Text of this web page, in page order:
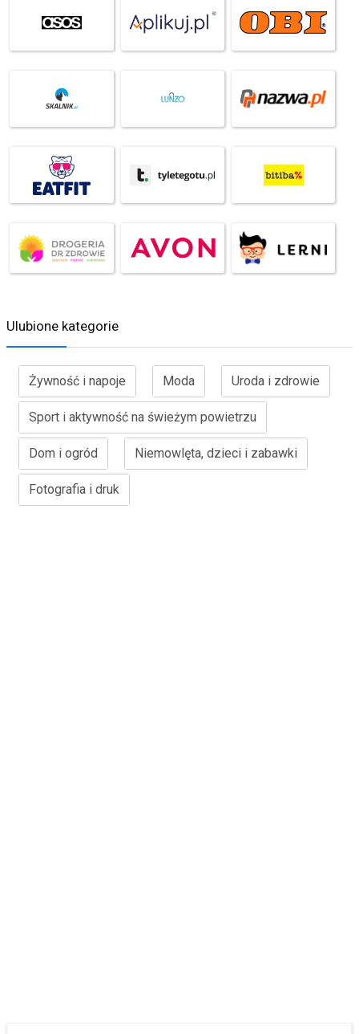
Ulubione kategorie
Żywność i napoje Moda Uroda i zdrowie
Sport i aktywność na świeżym powietrzu
Dom i ogród Niemowlęta, dzieci i zabawki
Fotografia i druk